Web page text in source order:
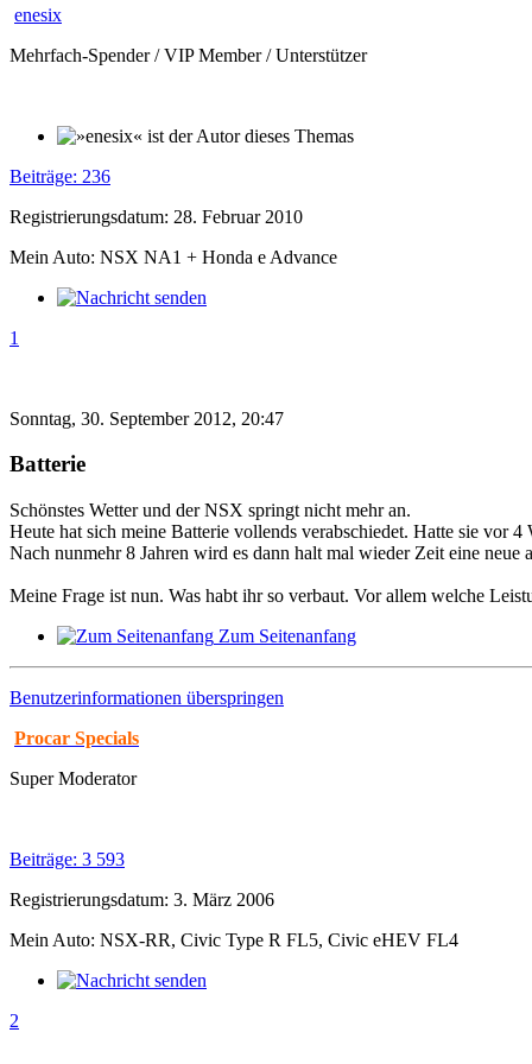
enesix
Mehrfach-Spender / VIP Member / Unterstützer
Beiträge: 236
Registrierungsdatum: 28. Februar 2010
Mein Auto: NSX NA1 + Honda e Advance
1
Sonntag, 30. September 2012, 20:47
Batterie
Schönstes Wetter und der NSX springt nicht mehr an.
Heute hat sich meine Batterie vollends verabschiedet. Hatte sie vor 4
Nach nunmehr 8 Jahren wird es dann halt mal wieder Zeit eine neue
Meine Frage ist nun. Was habt ihr so verbaut. Vor allem welche
Zum Seitenanfang
Benutzerinformationen überspringen
Procar Specials
Super Moderator
Beiträge: 3 593
Registrierungsdatum: 3. März 2006
Mein Auto: NSX-RR, Civic Type R FL5, Civic eHEV FL4
2